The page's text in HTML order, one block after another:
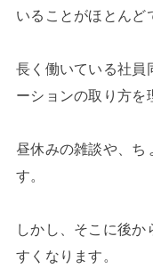
いることがほとんど
長く働いている社員
ーションの取り方を
昼休みの雑談や、ち
す。
しかし、そこに後
すくなります。